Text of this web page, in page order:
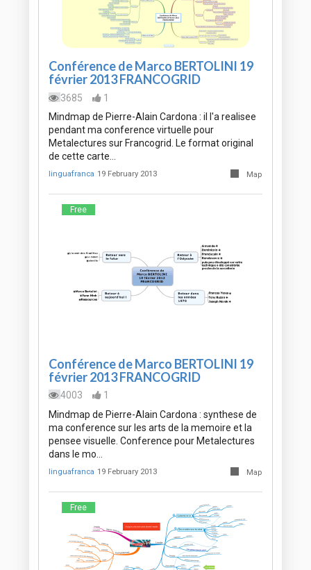
Conférence de Marco BERTOLINI 19
février 2013 FRANCOGRID
3685
1
Mindmap de Pierre-Alain Cardona : il l'a realisee
pendant ma conference virtuelle pour
Metalectures sur Francogrid. Le format original
de cette carte…
linguafranca 19 February 2013 Map
Free
Conférence de Marco BERTOLINI 19
février 2013 FRANCOGRID
4003
1
Mindmap de Pierre-Alain Cardona : synthese de
ma conference sur les arts de la memoire et la
pensee visuelle. Conference pour Metalectures
dans le mo…
linguafranca 19 February 2013 Map
Free